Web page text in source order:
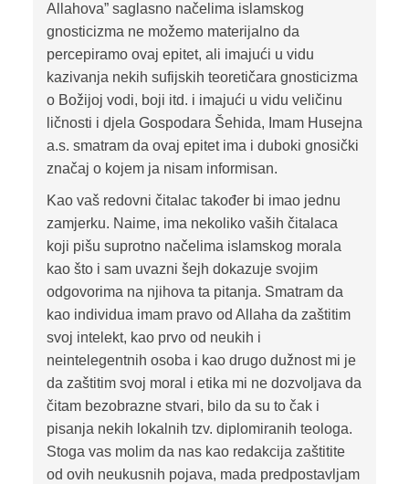
Allahova” saglasno načelima islamskog
gnosticizma ne možemo materijalno da
percepiramo ovaj epitet, ali imajući u vidu
kazivanja nekih sufijskih teoretičara gnosticizma
o Božijoj vodi, boji itd. i imajući u vidu veličinu
ličnosti i djela Gospodara Šehida, Imam Husejna
a.s. smatram da ovaj epitet ima i duboki gnosički
značaj o kojem ja nisam informisan.
Kao vaš redovni čitalac također bi imao jednu
zamjerku. Naime, ima nekoliko vaših čitalaca
koji pišu suprotno načelima islamskog morala
kao što i sam uvazni šejh dokazuje svojim
odgovorima na njihova ta pitanja. Smatram da
kao individua imam pravo od Allaha da zaštitim
svoj intelekt, kao prvo od neukih i
neintelegentnih osoba i kao drugo dužnost mi je
da zaštitim svoj moral i etika mi ne dozvoljava da
čitam bezobrazne stvari, bilo da su to čak i
pisanja nekih lokalnih tzv. diplomiranih teologa.
Stoga vas molim da nas kao redakcija zaštitite
od ovih neukusnih pojava, mada predpostavljam